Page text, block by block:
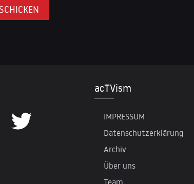
acTVism
IMPRESSUM
Datenschutzerklärung
Archiv
Über uns
Team